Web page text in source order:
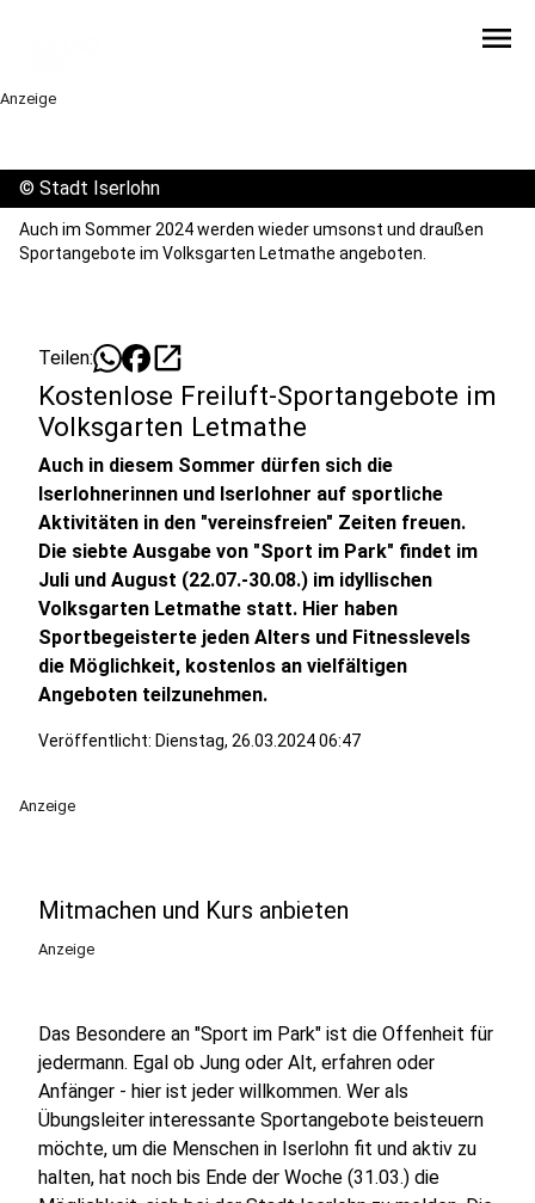
menu
Anzeige
© Stadt Iserlohn
Auch im Sommer 2024 werden wieder umsonst und draußen
Sportangebote im Volksgarten Letmathe angeboten.
Teilen: open_in_new
Kostenlose Freiluft-Sportangebote im
Volksgarten Letmathe
Auch in diesem Sommer dürfen sich die
Iserlohnerinnen und Iserlohner auf sportliche
Aktivitäten in den "vereinsfreien" Zeiten freuen.
Die siebte Ausgabe von "Sport im Park" findet im
Juli und August (22.07.-30.08.) im idyllischen
Volksgarten Letmathe statt. Hier haben
Sportbegeisterte jeden Alters und Fitnesslevels
die Möglichkeit, kostenlos an vielfältigen
Angeboten teilzunehmen.
Veröffentlicht: Dienstag, 26.03.2024 06:47
Anzeige
Mitmachen und Kurs anbieten
Anzeige
Das Besondere an "Sport im Park" ist die Offenheit für
jedermann. Egal ob Jung oder Alt, erfahren oder
Anfänger - hier ist jeder willkommen. Wer als
Übungsleiter interessante Sportangebote beisteuern
möchte, um die Menschen in Iserlohn fit und aktiv zu
halten, hat noch bis Ende der Woche (31.03.) die